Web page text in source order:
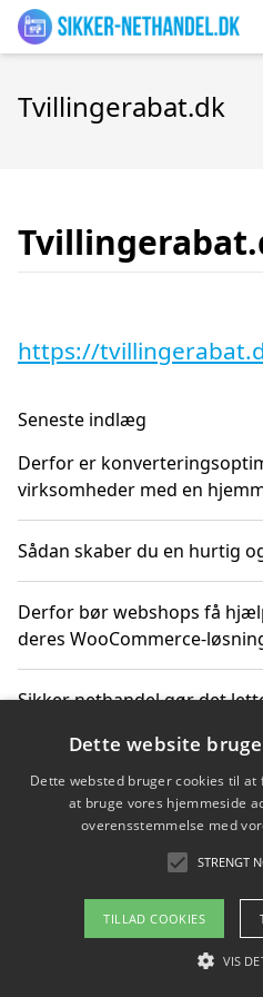
Tvillingerabat.dk
https://
Seneste indlæg
Derfor er
virksomheder med en
Sådan skaber du en hurtig
Derfor bør webshops få
deres WooCommerce-
Sikker nethandel gør det
Ting du bør vide før du
Copyright 2026
Om / kontakt
Dette website
Dette websted bruger cookies til
at bruge vores hjemmeside
overensstemmelse med
STRENGT
TILLAD COOKIES
VIS